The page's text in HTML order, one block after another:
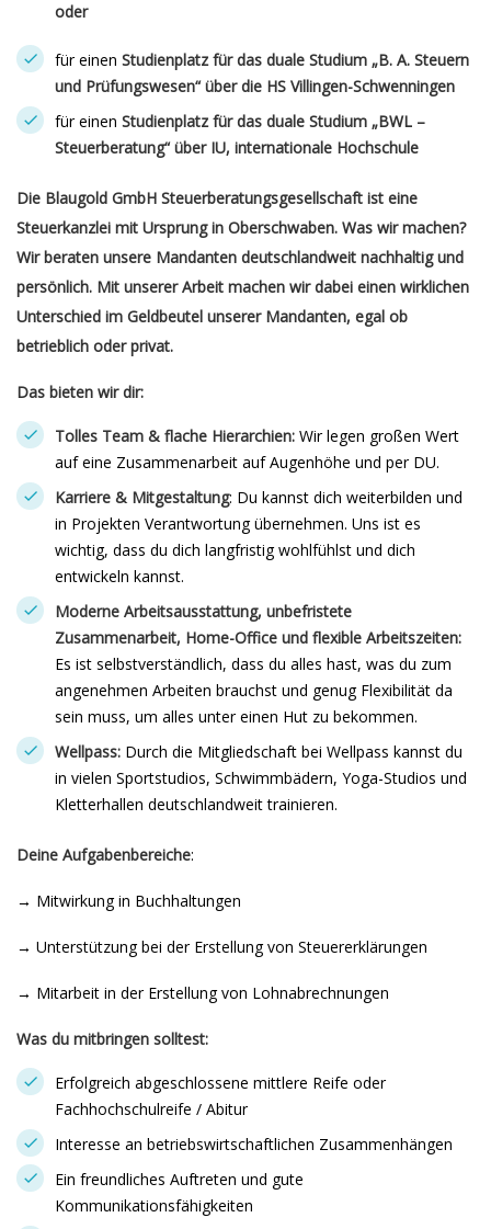
oder
für einen Studienplatz für das duale Studium „B. A. Steuern
und Prüfungswesen“ über die HS Villingen-Schwenningen
für einen Studienplatz für das duale Studium „BWL –
Steuerberatung“ über IU, internationale Hochschule
Die Blaugold GmbH Steuerberatungsgesellschaft ist eine
Steuerkanzlei mit Ursprung in Oberschwaben. Was wir machen?
Wir beraten unsere Mandanten deutschlandweit nachhaltig und
persönlich. Mit unserer Arbeit machen wir dabei einen wirklichen
Unterschied im Geldbeutel unserer Mandanten, egal ob
betrieblich oder privat.
Das bieten wir dir:
Tolles Team & flache Hierarchien: Wir legen großen Wert
auf eine Zusammenarbeit auf Augenhöhe und per DU.
Karriere & Mitgestaltung: Du kannst dich weiterbilden und
in Projekten Verantwortung übernehmen. Uns ist es
wichtig, dass du dich langfristig wohlfühlst und dich
entwickeln kannst.
Moderne Arbeitsausstattung, unbefristete
Zusammenarbeit, Home-Office und flexible Arbeitszeiten:
Es ist selbstverständlich, dass du alles hast, was du zum
angenehmen Arbeiten brauchst und genug Flexibilität da
sein muss, um alles unter einen Hut zu bekommen.
Wellpass: Durch die Mitgliedschaft bei Wellpass kannst du
in vielen Sportstudios, Schwimmbädern, Yoga-Studios und
Kletterhallen deutschlandweit trainieren.
Deine Aufgabenbereiche:
→ Mitwirkung in Buchhaltungen
→ Unterstützung bei der Erstellung von Steuererklärungen
→ Mitarbeit in der Erstellung von Lohnabrechnungen
Was du mitbringen solltest:
Erfolgreich abgeschlossene mittlere Reife oder
Fachhochschulreife / Abitur
Interesse an betriebswirtschaftlichen Zusammenhängen
Ein freundliches Auftreten und gute
Kommunikationsfähigkeiten